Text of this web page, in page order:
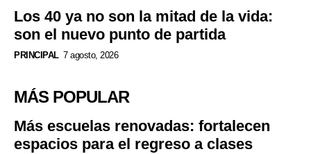
Los 40 ya no son la mitad de la vida:
son el nuevo punto de partida
PRINCIPAL 7 agosto, 2026
MÁS POPULAR
Más escuelas renovadas: fortalecen
espacios para el regreso a clases